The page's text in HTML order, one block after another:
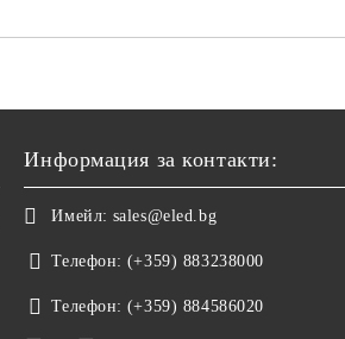
Информация за контакти:
Имейл: sales@eled.bg
Телефон: (+359) 883238000
Телефон: (+359) 884586020